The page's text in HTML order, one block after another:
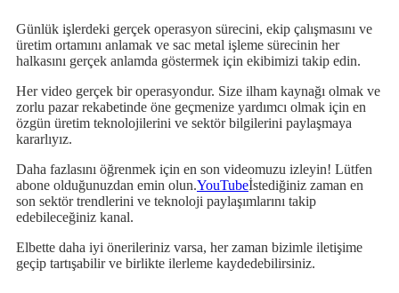
Günlük işlerdeki gerçek operasyon sürecini, ekip çalışmasını ve
üretim ortamını anlamak ve sac metal işleme sürecinin her
halkasını gerçek anlamda göstermek için ekibimizi takip edin.
Her video gerçek bir operasyondur. Size ilham kaynağı olmak ve
zorlu pazar rekabetinde öne geçmenize yardımcı olmak için en
özgün üretim teknolojilerini ve sektör bilgilerini paylaşmaya
kararlıyız.
Daha fazlasını öğrenmek için en son videomuzu izleyin! Lütfen
abone olduğunuzdan emin olun.YouTubeİstediğiniz zaman en
son sektör trendlerini ve teknoloji paylaşımlarını takip
edebileceğiniz kanal.
Elbette daha iyi önerileriniz varsa, her zaman bizimle iletişime
geçip tartışabilir ve birlikte ilerleme kaydedebilirsiniz.